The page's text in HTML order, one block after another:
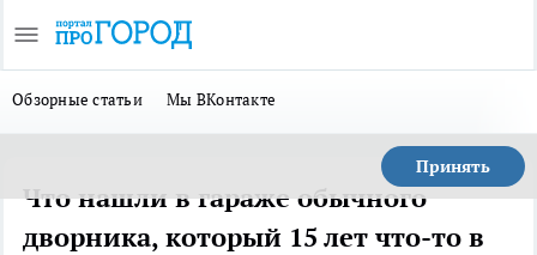
Обзорные статьи Мы ВКонтакте
Принять
Что нашли в гараже обычного
дворника, который 15 лет что-то в